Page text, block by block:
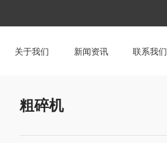
关于我们 新闻资讯 联系我们
粗碎机